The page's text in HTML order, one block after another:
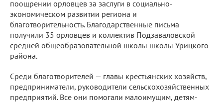
поощрении орловцев за заслуги в социально-
экономическом развитии региона и
благотворительность. Благодарственные письма
получили 35 орловцев и коллектив Подзаваловской
средней общеобразовательной школы школы Урицкого
района.
Среди благотворителей — главы крестьянских хозяйств,
предприниматели, руководители сельскохозяйственных
предприятий. Все они помогали малоимущим, детям-